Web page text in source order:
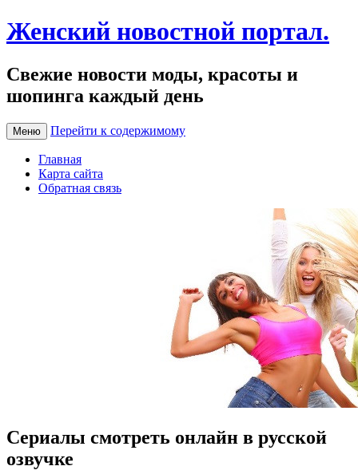
Женский новостной портал.
Свежие новости моды, красоты и
шопинга каждый день
Меню Перейти к содержимому
Главная
Карта сайта
Обратная связь
Сериалы смотреть онлайн в русской
озвучке